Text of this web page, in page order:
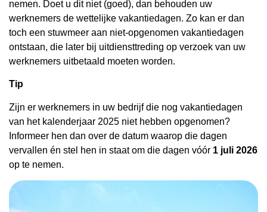
nemen. Doet u dit niet (goed), dan behouden uw
werknemers de wettelijke vakantiedagen. Zo kan er dan
toch een stuwmeer aan niet-opgenomen vakantiedagen
ontstaan, die later bij uitdiensttreding op verzoek van uw
werknemers uitbetaald moeten worden.
Tip
Zijn er werknemers in uw bedrijf die nog vakantiedagen
van het kalenderjaar 2025 niet hebben opgenomen?
Informeer hen dan over de datum waarop die dagen
vervallen én stel hen in staat om die dagen vóór 1 juli 2026
op te nemen.